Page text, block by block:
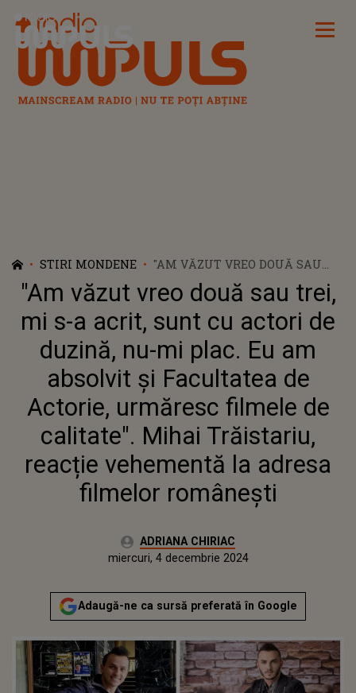
Radio Impuls
STIRI MONDENE
"AM VĂZUT VREO DOUĂ SAU
TREI, MI S-A ACRIT, SUNT CU
ACTORI DE DUZINĂ, NU-MI
PLAC. EU AM ABSOLVIT ȘI
FACULTATEA DE ACTORIE,
URMĂRESC FILMELE DE
CALITATE". MIHAI TRĂISTARIU,
REACȚIE VEHEMENTĂ LA
ADRESA FILMELOR ROMÂNEȘTI
"Am văzut vreo două sau trei,
mi s-a acrit, sunt cu actori de
duzină, nu-mi plac. Eu am
absolvit și Facultatea de
Actorie, urmăresc filmele de
calitate". Mihai Trăistariu,
reacție vehementă la adresa
filmelor românești
Autor:ADRIANA CHIRIAC
luni, 4 decembrie 2023Actualizat:
miercuri, 4 decembrie 2024
Adaugă-ne ca sursă preferată în Google